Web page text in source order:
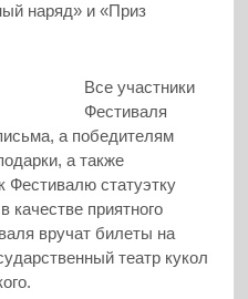
наряд» и «Приз
Все участники
Фестиваля
а победителям
а также
Фестивалю статуэтку
качестве приятного
вручат билеты на
театр кукол